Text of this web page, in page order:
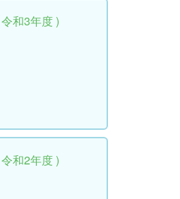
和3年度 )
和2年度 )